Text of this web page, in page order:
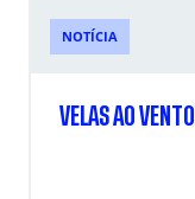
NOTÍCIA
VELAS AO VENTO